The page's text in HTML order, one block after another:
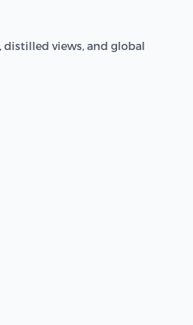
distilled views, and global